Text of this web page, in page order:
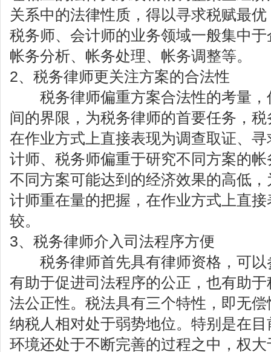
关系中的法律性质，得以寻求税赋最
税务师、会计师的业务领域一般集中
帐务分析、帐务处理、帐务调整等。
2、税务律师更关注方案的合法性
税务律师偏重方案合法性的考量，
间的界限，为税务律师的首要任务，
在作业方式上直接表现为调查取证、
计师、税务师偏重于研究不同方案的
不同方案可能达到的经济效果的高低
计师重在量的把握，在作业方式上直
较。
3、税务律师介入司法程序方便
税务律师首先具有律师资格，可以
有助于促进司法程序的公正，也有助
法公正性。税法具有三个特性，即无
纳税人相对处于弱势地位。特别是在
环境还处于不断完善的过程之中，权